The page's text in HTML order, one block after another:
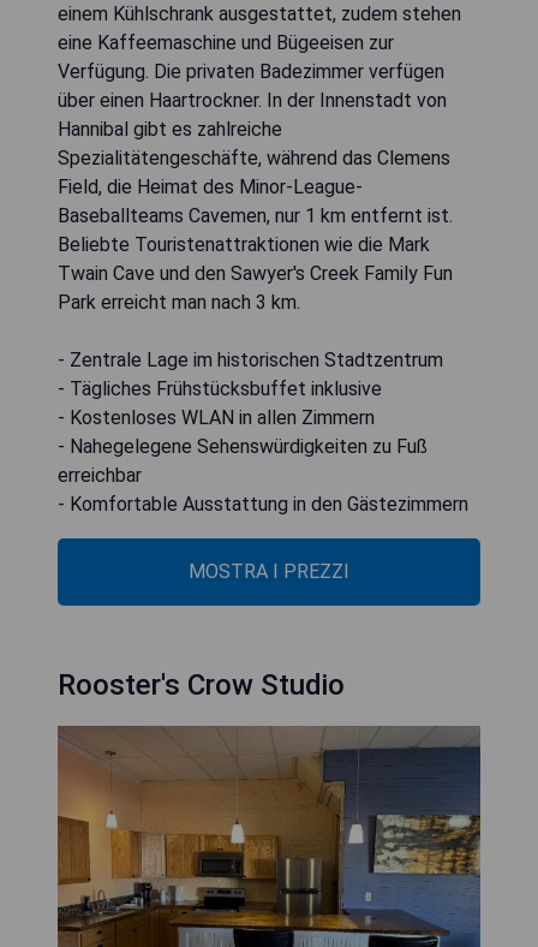
einem Kühlschrank ausgestattet, zudem stehen
eine Kaffeemaschine und Bügeeisen zur
Verfügung. Die privaten Badezimmer verfügen
über einen Haartrockner. In der Innenstadt von
Hannibal gibt es zahlreiche
Spezialitätengeschäfte, während das Clemens
Field, die Heimat des Minor-League-
Baseballteams Cavemen, nur 1 km entfernt ist.
Beliebte Touristenattraktionen wie die Mark
Twain Cave und den Sawyer's Creek Family Fun
Park erreicht man nach 3 km.
- Zentrale Lage im historischen Stadtzentrum
- Tägliches Frühstücksbuffet inklusive
- Kostenloses WLAN in allen Zimmern
- Nahegelegene Sehenswürdigkeiten zu Fuß
erreichbar
- Komfortable Ausstattung in den Gästezimmern
MOSTRA I PREZZI
Rooster's Crow Studio